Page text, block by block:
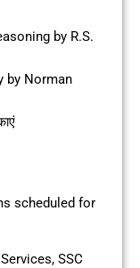
by R.S.
by Norman
scheduled for
SSC